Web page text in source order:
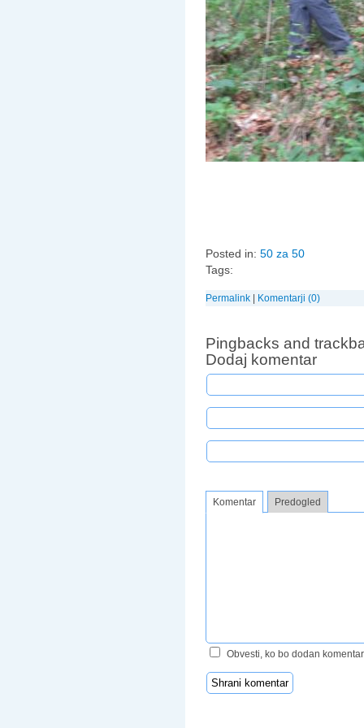
Posted in: 50 za 50
Tags:
Permalink | Komentarji (0)
Pingbacks and
Dodaj komentar
Komentar Predogled
Obvesti, ko bo dodan komentar